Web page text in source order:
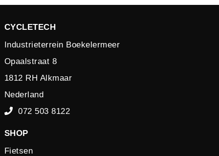
CYCLETECH
Industrieterrein Boekelermeer
Opaalstraat 8
1812 RH Alkmaar
Nederland
072 503 8122
SHOP
Fietsen